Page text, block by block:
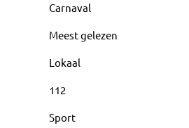
Carnaval
Meest gelezen
Lokaal
112
Sport